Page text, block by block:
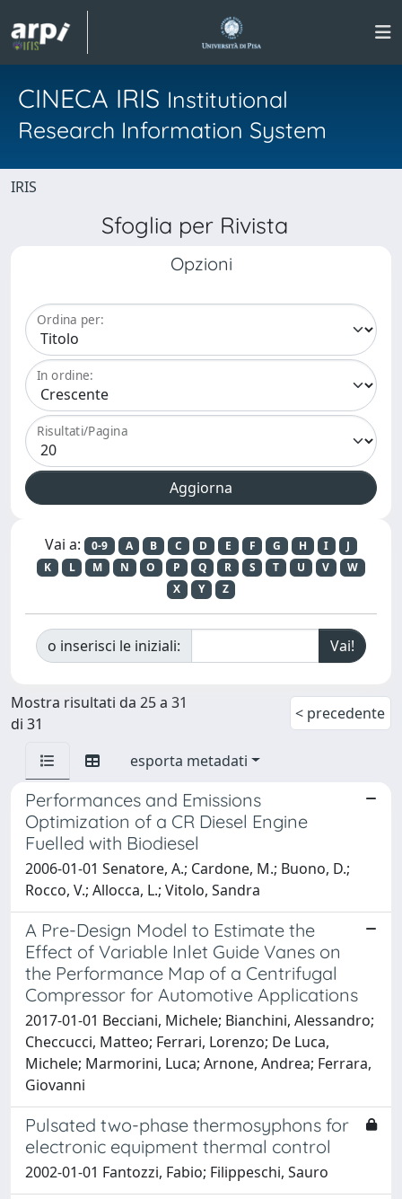
CINECA IRIS Institutional
Research Information System
IRIS
Sfoglia per Rivista
Opzioni
Ordina per:
In ordine:
Risultati/Pagina
Vai a: 0-9 A B C D E F G H I
J
K
L M N O P Q R S T U V
W
X
Y Z
o inserisci le iniziali:
Mostra risultati da 25 a 31
di 31
< precedente
esporta metadati
Performances and Emissions
Optimization of a CR Diesel Engine
Fuelled with Biodiesel
2006-01-01 Senatore, A.; Cardone, M.; Buono, D.;
Rocco, V.; Allocca, L.; Vitolo, Sandra
A Pre-Design Model to Estimate the
Effect of Variable Inlet Guide Vanes on
the Performance Map of a Centrifugal
Compressor for Automotive Applications
2017-01-01 Becciani, Michele; Bianchini, Alessandro;
Checcucci, Matteo; Ferrari, Lorenzo; De Luca,
Michele; Marmorini, Luca; Arnone, Andrea; Ferrara,
Giovanni
Pulsated two-phase thermosyphons for
electronic equipment thermal control
2002-01-01 Fantozzi, Fabio; Filippeschi, Sauro